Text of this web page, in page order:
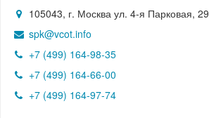
105043, г. Москва ул. 4-я Парковая, 29
spk@vcot.info
+7 (499) 164-98-35
+7 (499) 164-66-00
+7 (499) 164-97-74